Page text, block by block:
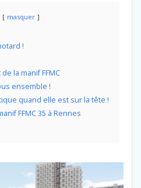
masquer
!
la manif FFMC
ensemble !
quand elle est sur la tête !
FFMC 35 à Rennes